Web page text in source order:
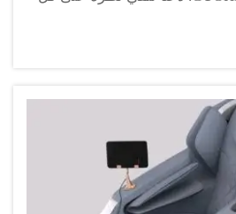
اختيار أفضل كرسي تدليك لك.
التدليك إذا كنت ...